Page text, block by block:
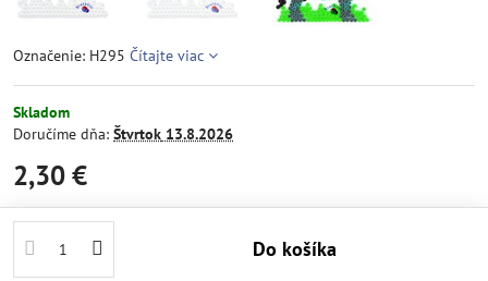
Označenie: H295 Čítajte viac
Skladom
Doručíme dňa: Štvrtok 13.8.2026
2,30 €
Do košíka